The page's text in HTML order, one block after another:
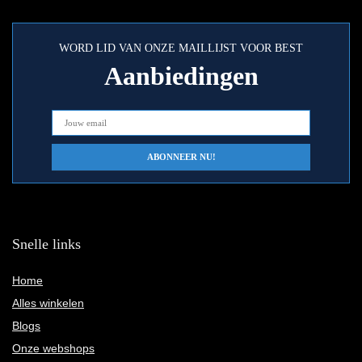
WORD LID VAN ONZE MAILLIJST VOOR BEST
Aanbiedingen
Snelle links
Home
Alles winkelen
Blogs
Onze webshops